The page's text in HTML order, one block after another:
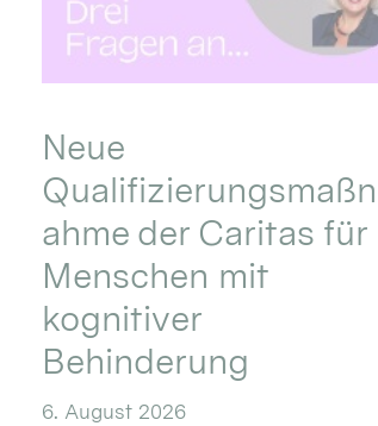
Neue
Qualifizierungsmaßn
ahme der Caritas für
Menschen mit
kognitiver
Behinderung
6. August 2026